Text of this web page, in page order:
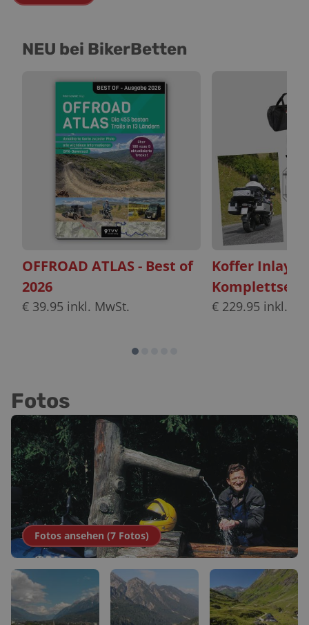
NEU bei BikerBetten
OFFROAD ATLAS - Best of
2026
€ 39.95 inkl. MwSt.
Koffer
Komplettset
€ 229.95 inkl.
Fotos
Fotos ansehen (7 Fotos)